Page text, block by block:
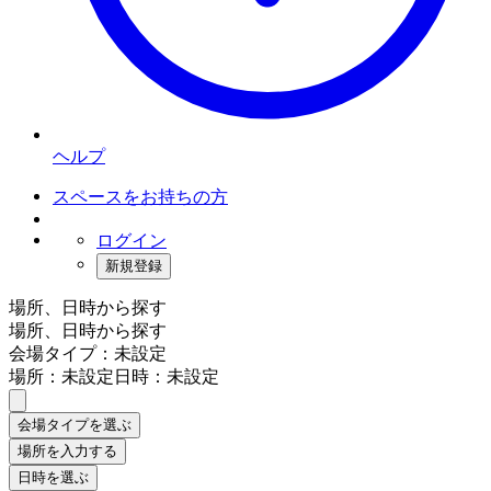
ヘルプ
スペースをお持ちの方
ログイン
新規登録
場所、日時から探す
場所、日時から探す
会場タイプ：未設定
場所：未設定日時：未設定
会場タイプを選ぶ
場所を入力する
日時を選ぶ